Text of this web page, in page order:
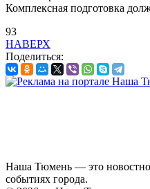
Комплексная подготовка
93
НАВЕРХ
Поделиться:
Наша Тюмень — это
событиях города.